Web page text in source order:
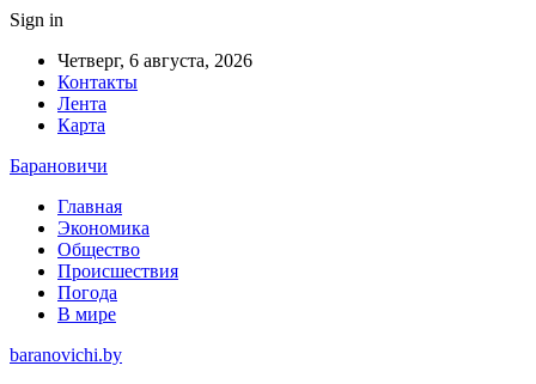
Sign in
Четверг, 6 августа, 2026
Контакты
Лента
Карта
Барановичи
Главная
Экономика
Общество
Происшествия
Погода
В мире
baranovichi.by